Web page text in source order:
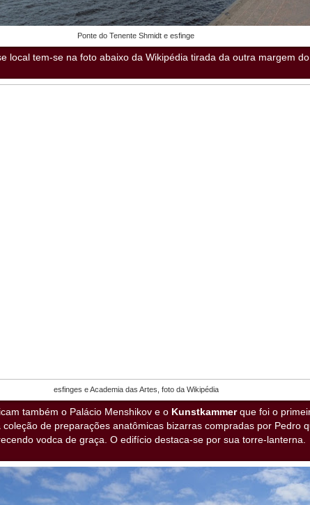
Ponte do Tenente Shmidt e esfinge
local tem-se na foto abaixo da Wikipédia tirada da outra margem
esfinges e Academia das Artes, foto da Wikipédia
também o Palácio Menshikov e o Kunstkammer que foi o
de preparações anatômicas bizarras compradas por Pedro
vodca de graça. O edifício destaca-se por sua torre-lanterna.